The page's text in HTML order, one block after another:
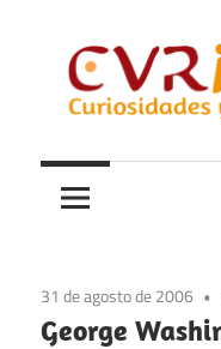
contenido
y
anécdotas
historia
31 de agosto de 2006
George